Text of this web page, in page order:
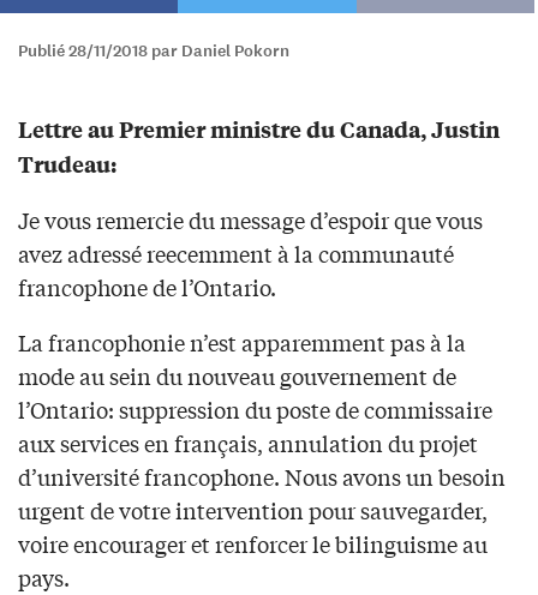
Publié 28/11/2018 par Daniel Pokorn
Lettre au Premier ministre du Canada, Justin
Trudeau:
Je vous remercie du message d’espoir que vous
avez adressé reecemment à la communauté
francophone de l’Ontario.
La francophonie n’est apparemment pas à la
mode au sein du nouveau gouvernement de
l’Ontario: suppression du poste de commissaire
aux services en français, annulation du projet
d’université francophone. Nous avons un besoin
urgent de votre intervention pour sauvegarder,
voire encourager et renforcer le bilinguisme au
pays.